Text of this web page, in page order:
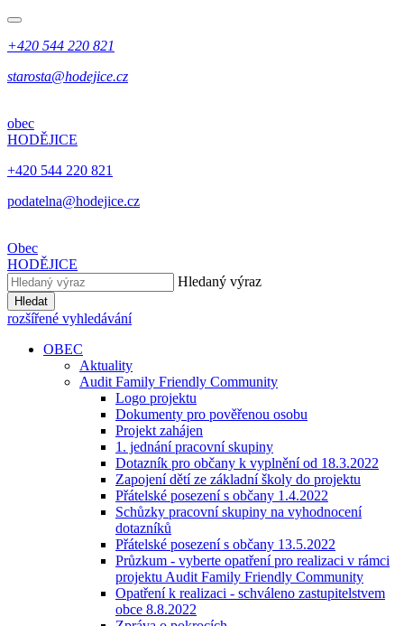
+420 544 220 821
starosta@hodejice.cz
obec
HODĚJICE
+420 544 220 821
podatelna@hodejice.cz
Obec
HODĚJICE
Hledaný výraz
Hledat
rozšířené vyhledávání
OBEC
Aktuality
Audit Family Friendly Community
Logo projektu
Dokumenty pro pověřenou osobu
Projekt zahájen
1. jednání pracovní skupiny
Dotazník pro občany k vyplnění od 18.3.2022
Zapojení dětí ze základní školy do projektu
Přátelské posezení s občany 1.4.2022
Schůzky pracovní skupiny na vyhodnocení
dotazníků
Přátelské posezení s občany 13.5.2022
Průzkum - vyberte opatření pro realizaci v rámci
projektu Audit Family Friendly Community
Opatření k realizaci - schváleno zastupitelstvem
obce 8.8.2022